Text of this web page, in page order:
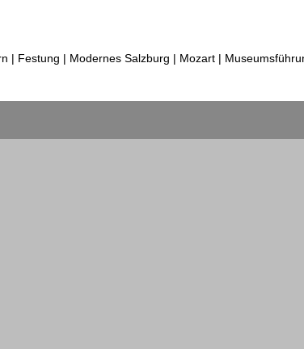
| Festung | Modernes Salzburg | Mozart |